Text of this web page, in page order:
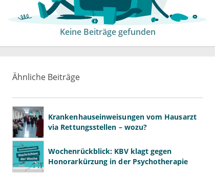
Keine Beiträge gefunden
Ähnliche Beiträge
Krankenhauseinweisungen vom Hausarzt
via Rettungsstellen – wozu?
Wochenrückblick: KBV klagt gegen
Honorarkürzung in der Psychotherapie